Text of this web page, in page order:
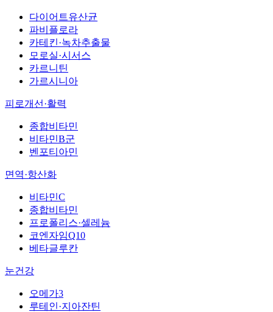
다이어트유산균
파비플로라
카테킨·녹차추출물
모로실·시서스
카르니틴
가르시니아
피로개선·활력
종합비타민
비타민B군
벤포티아민
면역·항산화
비타민C
종합비타민
프로폴리스·셀레늄
코엔자임Q10
베타글루칸
눈건강
오메가3
루테인·지아잔틴